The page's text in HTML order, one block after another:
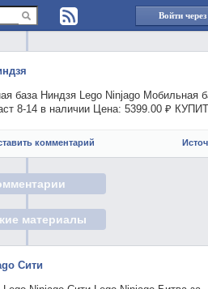
Войти
база Ниндзя Lego Ninjago Мобильная
8-14 в наличии Цена: 5399.00 ₽
комментарий
материалы
Сити